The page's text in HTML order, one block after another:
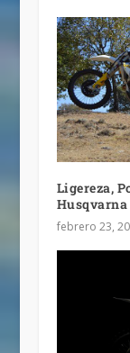
Ligereza,
Husqvarna
febrero 23,